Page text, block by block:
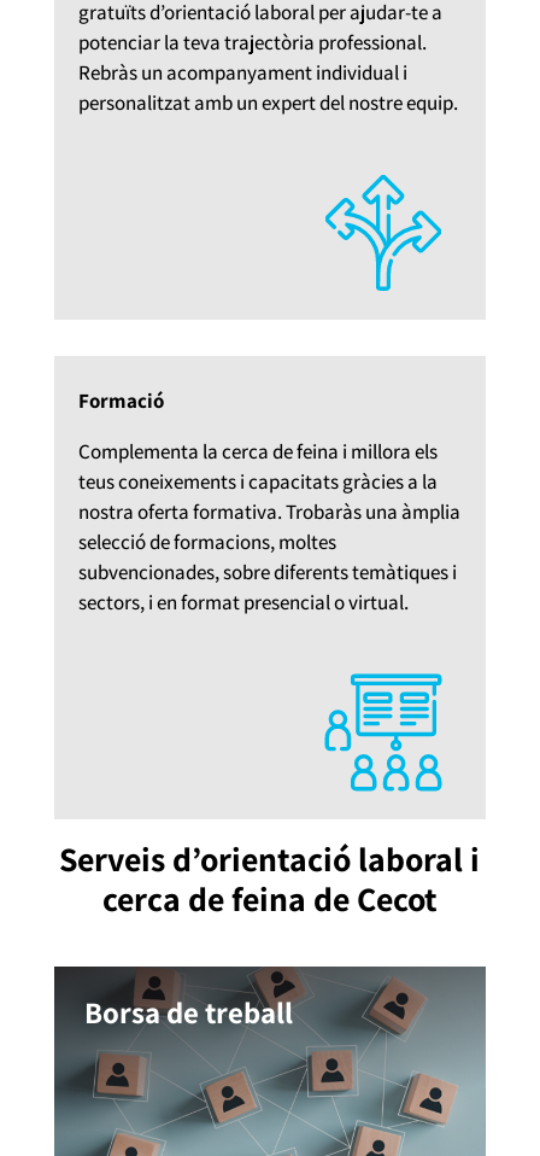
gratuïts d’orientació laboral per ajudar-te a
potenciar la teva trajectòria professional.
Rebràs un acompanyament individual i
personalitzat amb un expert del nostre equip.
Formació
Complementa la cerca de feina i millora els
teus coneixements i capacitats gràcies a la
nostra oferta formativa. Trobaràs una àmplia
selecció de formacions, moltes
subvencionades, sobre diferents temàtiques i
sectors, i en format presencial o virtual.
Serveis d’orientació laboral i
cerca de feina de Cecot
Borsa de treball